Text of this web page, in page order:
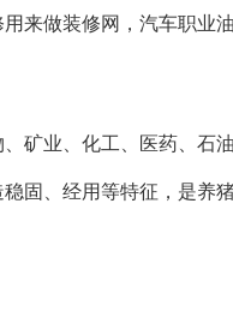
来做装修网，汽车职业油
矿业、化工、医药、石
固、经用等特征，是